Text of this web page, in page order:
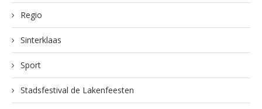
Regio
Sinterklaas
Sport
Stadsfestival de Lakenfeesten